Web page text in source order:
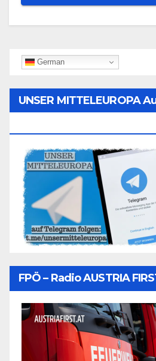
German
UNSER MITTELEUROPA
FPÖ – Radio AUSTRIA